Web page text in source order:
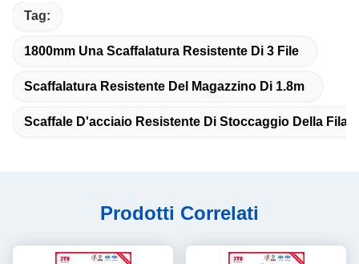
Tag:
1800mm Una Scaffalatura Resistente Di 3 File
Scaffalatura Resistente Del Magazzino Di 1.8m
Scaffale D'acciaio Resistente Di Stoccaggio Della Fila
Prodotti Correlati